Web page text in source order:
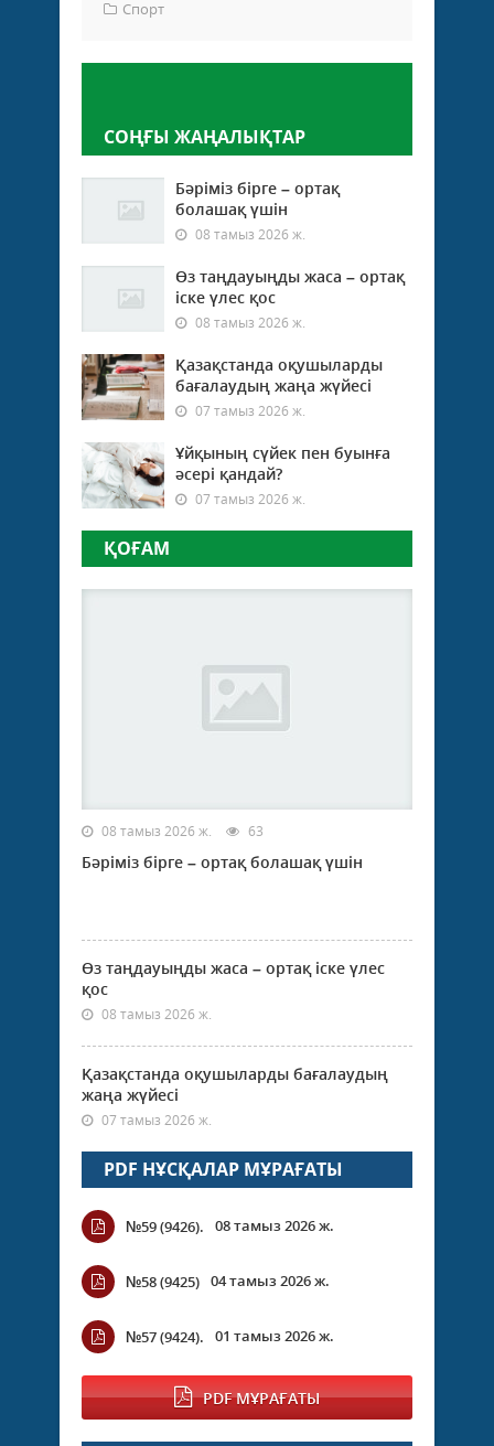
Спорт
СОҢҒЫ ЖАҢАЛЫҚТАР
Бәріміз бірге – ортақ
болашақ үшін
08 тамыз 2026 ж.
Өз таңдауыңды жаса – ортақ
іске үлес қос
08 тамыз 2026 ж.
Қазақстанда оқушыларды
бағалаудың жаңа жүйесі
07 тамыз 2026 ж.
Ұйқының сүйек пен буынға
әсері қандай?
07 тамыз 2026 ж.
ҚОҒАМ
08 тамыз 2026 ж. 63
Бәріміз бірге – ортақ болашақ үшін
Өз таңдауыңды жаса – ортақ іске үлес
қос
08 тамыз 2026 ж.
Қазақстанда оқушыларды бағалаудың
жаңа жүйесі
07 тамыз 2026 ж.
PDF НҰСҚАЛАР МҰРАҒАТЫ
№59 (9426). 08 тамыз 2026 ж.
№58 (9425) 04 тамыз 2026 ж.
№57 (9424). 01 тамыз 2026 ж.
PDF МҰРАҒАТЫ